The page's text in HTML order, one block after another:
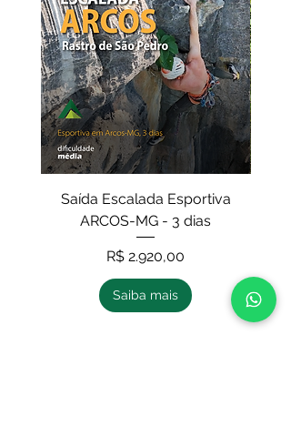
Saída Escalada Esportiva
ARCOS-MG - 3 dias
Preço
R$ 2.920,00
Saiba mais